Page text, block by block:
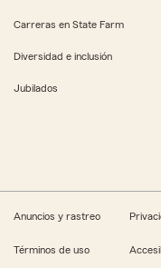
Carreras en State Farm
Diversidad e inclusión
Jubilados
Anuncios y rastreo
Términos de uso